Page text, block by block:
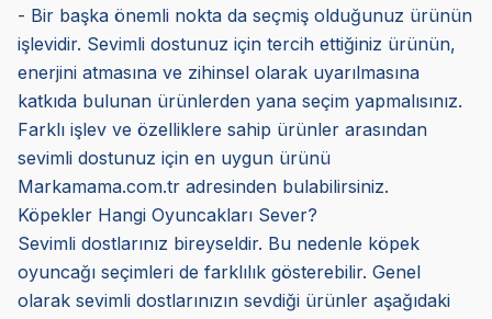
- Bir başka önemli nokta da seçmiş olduğunuz ürünün
işlevidir. Sevimli dostunuz için tercih ettiğiniz ürünün,
enerjini atmasına ve zihinsel olarak uyarılmasına
katkıda bulunan ürünlerden yana seçim yapmalısınız.
Farklı işlev ve özelliklere sahip ürünler arasından
sevimli dostunuz için en uygun ürünü
Markamama.com.tr adresinden bulabilirsiniz.
Köpekler Hangi Oyuncakları Sever?
Sevimli dostlarınız bireyseldir. Bu nedenle köpek
oyuncağı seçimleri de farklılık gösterebilir. Genel
olarak sevimli dostlarınızın sevdiği ürünler aşağıdaki